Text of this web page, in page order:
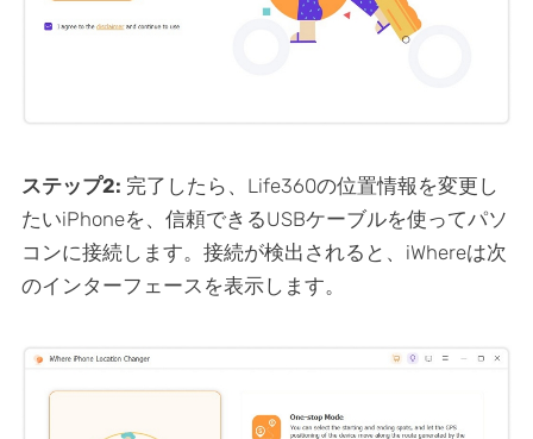
ステップ2: 完了したら、Life360の位置情報を変更し
たいiPhoneを、信頼できるUSBケーブルを使ってパソ
コンに接続します。接続が検出されると、iWhereは次
のインターフェースを表示します。